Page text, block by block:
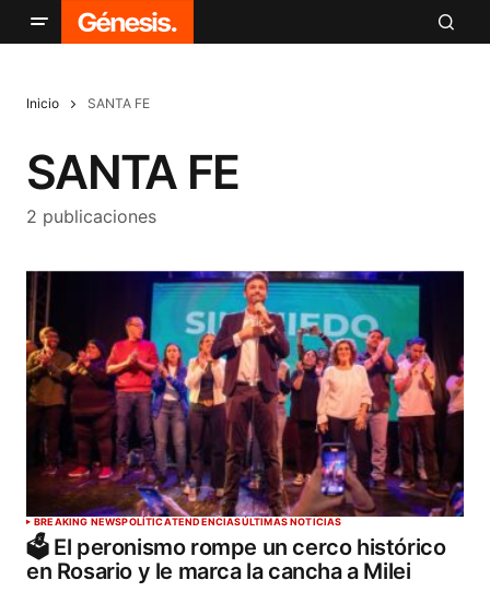
Inicio SANTA FE
SANTA FE
2 publicaciones
BREAKING NEWSPOLÍTICATENDENCIASÚLTIMAS NOTICIAS
🗳️ El peronismo rompe un cerco histórico
en Rosario y le marca la cancha a Milei